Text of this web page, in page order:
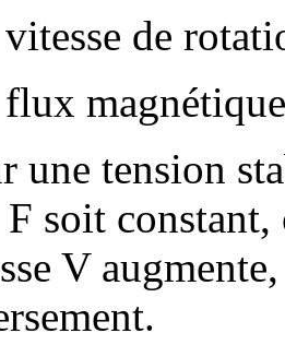
de
une tension
soit
V